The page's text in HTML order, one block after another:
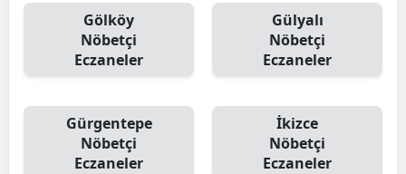
Gölköy
Nöbetçi
Eczaneler
Gülyalı
Nöbetçi
Eczaneler
Gürgentepe
Nöbetçi
Eczaneler
İkizce
Nöbetçi
Eczaneler